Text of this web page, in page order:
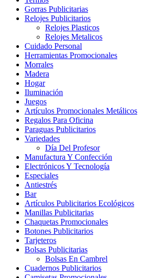
Gorras Publicitarias
Relojes Publicitarios
Relojes Plasticos
Relojes Metalicos
Cuidado Personal
Herramientas Promocionales
Morrales
Madera
Hogar
Iluminación
Juegos
Artículos Promocionales Metálicos
Regalos Para Oficina
Paraguas Publicitarios
Variedades
Día Del Profesor
Manufactura Y Confección
Electrónicos Y Tecnología
Especiales
Antiestrés
Bar
Artículos Publicitarios Ecológicos
Manillas Publicitarias
Chaquetas Promocionales
Botones Publicitarios
Tarjeteros
Bolsas Publicitarias
Bolsas En Cambrel
Cuadernos Publicitarios